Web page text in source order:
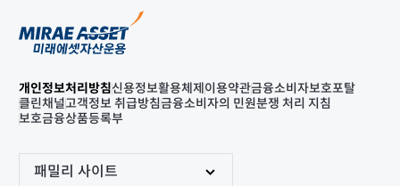
개인정보처리방침신용정보활용체제 이용약관금융소비자보호포탈
클린채널고객정보 취급방침금융소비자의 민원분쟁 처리 지침
보호금융상품등록부
패밀리 사이트